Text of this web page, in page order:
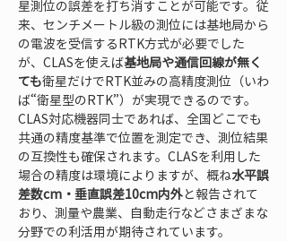
星測位の誤差を打ち消すことが可能です。従
来、センチメートル級の測位には基地局から
の電波を受信するRTK方式が必要でした
が、CLASを使えば基地局や通信回線が無く
ても衛星だけでRTK並みの高精度測位（いわ
ば“衛星型のRTK”）が実現できるのです。
CLAS対応機器同士であれば、全国どこでも
共通の精度基準で位置を測定でき、測位結果
の互換性も確保されます。CLASを利用した
場合の精度は環境によりますが、概ね水平誤
差数cm・垂直誤差10cm内外と報告されて
おり、測量や農業、自動走行などさまざまな
分野での利活用が期待されています。